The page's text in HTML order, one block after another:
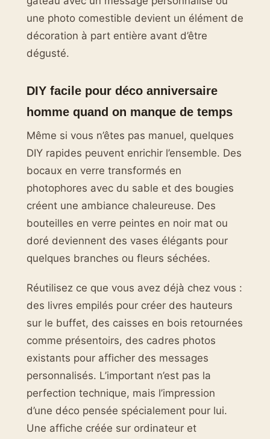
une photo comestible devient un élément de
décoration à part entière avant d’être
dégusté.
DIY facile pour déco anniversaire
homme quand on manque de temps
Même si vous n’êtes pas manuel, quelques
DIY rapides peuvent enrichir l’ensemble. Des
bocaux en verre transformés en
photophores avec du sable et des bougies
créent une ambiance chaleureuse. Des
bouteilles en verre peintes en noir mat ou
doré deviennent des vases élégants pour
quelques branches ou fleurs séchées.
Réutilisez ce que vous avez déjà chez vous :
des livres empilés pour créer des hauteurs
sur le buffet, des caisses en bois retournées
comme présentoirs, des cadres photos
existants pour afficher des messages
personnalisés. L’important n’est pas la
perfection technique, mais l’impression
d’une déco pensée spécialement pour lui.
Une affiche créée sur ordinateur et